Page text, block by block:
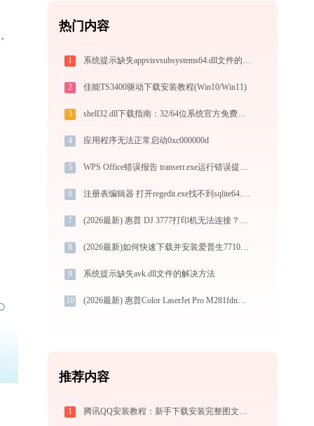
热门内容
1 系统提示缺失appvisvsubsystems64.dll文件的解决方法
2 佳能TS3400驱动下载安装教程(Win10/Win11)
3 shell32.dll下载指南：32/64位系统官方免费修复方案
4 应用程序无法正常启动0xc000000d
5 WPS Office错误报告 transerr.exe运行错误提示0xc000000d的解决办法
6 注册表编辑器 打开regedit.exe找不到sqlite64.dll怎么办
7 (2026最新) 惠普 DJ 3777打印机无法连接？教你解决方法 -金山毒霸
8 (2026最新)如何快速下载并安装爱普生7710MFP打印机驱动：详细步骤解析
9 系统提示缺失avk.dll文件的解决方法
10 (2026最新) 惠普Color LaserJet Pro M281fdn无法连接打印机？解决方法-金山毒霸
推荐内容
1 腾讯QQ安装教程：新手下载安装完整图文指南